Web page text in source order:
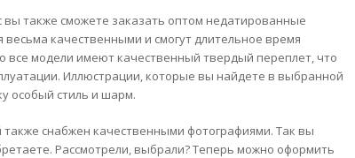
также сможете заказать оптом недатированные
качественными и смогут длительное время
все модели имеют качественный твердый переплет, что
Иллюстрации, которые вы найдете в выбранной
особый стиль и шарм.
снабжен качественными фотографиями. Так вы
Рассмотрели, выбрали? Теперь можно оформить